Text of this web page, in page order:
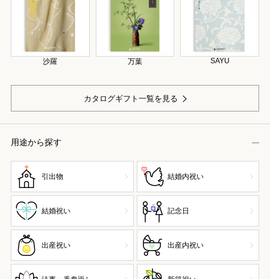
沙羅 万葉 SAYU
カタログギフト一覧を見る
用途から探す
引出物 結婚内祝い
結婚祝い 記念日
出産祝い 出産内祝い